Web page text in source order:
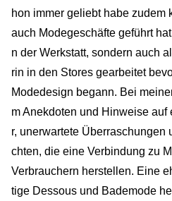
hon immer geliebt habe zudem
auch Modegeschäfte geführt
n der Werkstatt, sondern auch
rin in den Stores gearbeitet
Modedesign begann. Bei
m Anekdoten und Hinweise
r, unerwartete Überraschungen
chten, die eine Verbindung zu
Verbrauchern herstellen. Eine
tige Dessous und Bademode